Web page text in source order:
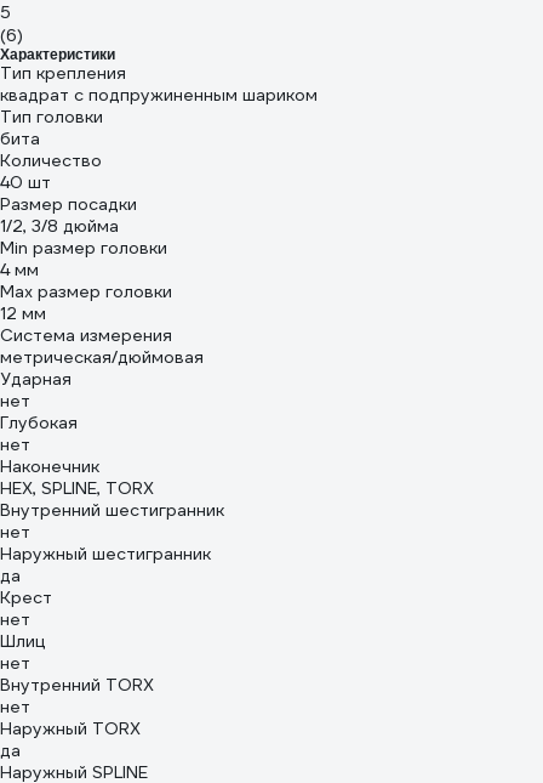
5
(6)
Характеристики
Тип крепления
квадрат с подпружиненным шариком
Тип головки
бита
Количество
40 шт
Размер посадки
1/2, 3/8 дюйма
Min размер головки
4 мм
Max размер головки
12 мм
Система измерения
метрическая/дюймовая
Ударная
нет
Глубокая
нет
Наконечник
HEX, SPLINE, TORX
Внутренний шестигранник
нет
Наружный шестигранник
да
Крест
нет
Шлиц
нет
Внутренний TORX
нет
Наружный TORX
да
Наружный SPLINE